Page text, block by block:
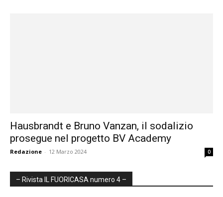
Hausbrandt e Bruno Vanzan, il sodalizio
prosegue nel progetto BV Academy
Redazione - 12 Marzo 2024 0
– Rivista IL FUORICASA numero 4 –